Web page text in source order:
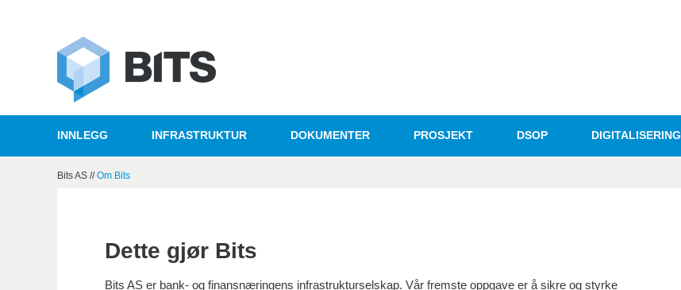
INNLEGG INFRASTRUKTUR DOKUMENTER PROSJEKT DSOP DIGITALISERING
Bits AS //Om Bits
Dette gjør Bits
Bits AS er bank- og finansnæringens infrastrukturselskap. Vår fremste oppgave er å sikre og styrke